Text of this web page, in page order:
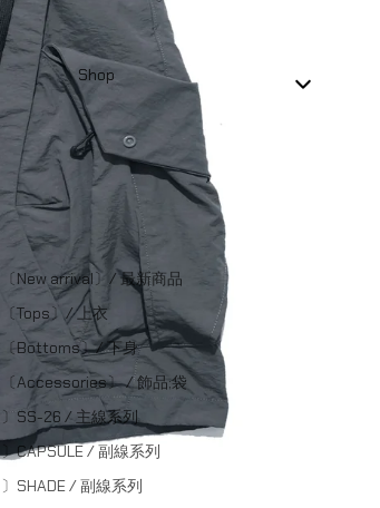
Shop
〔New arrival〕/ 最新商品
〔Tops〕/ 上衣
〔Bottoms〕/ 下身
〔Accessories〕 / 飾品;袋
〕SS-26 / 主線系列
〕CAPSULE / 副線系列
〕SHADE / 副線系列